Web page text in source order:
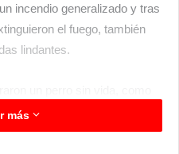
incendio generalizado y tras
el fuego, también
lindantes.
que hubo destrucción
del local y de una motocicleta
más